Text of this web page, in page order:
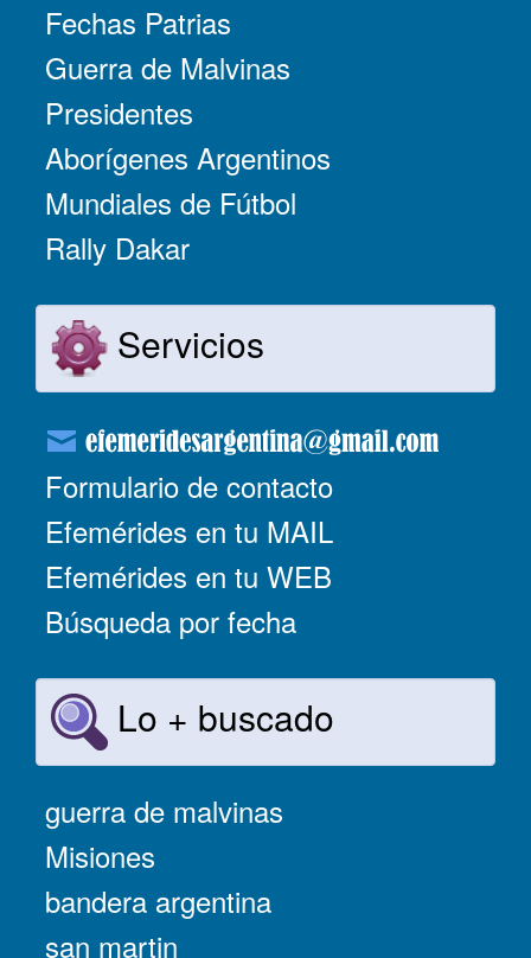
Fechas Patrias
Guerra de Malvinas
Presidentes
Aborígenes Argentinos
Mundiales de Fútbol
Rally Dakar
Servicios
Formulario de contacto
Efemérides en tu MAIL
Efemérides en tu WEB
Búsqueda por fecha
Lo + buscado
guerra de malvinas
Misiones
bandera argentina
san martin